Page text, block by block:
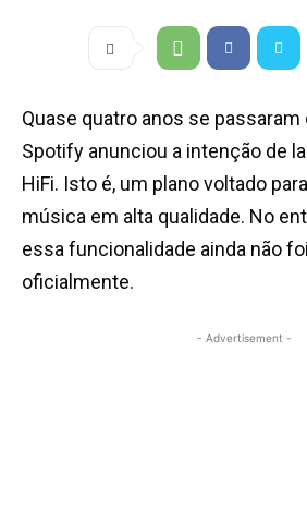
Quase quatro anos se
Spotify anunciou a intenção de
HiFi. Isto é, um plano voltado
música em alta qualidade. No
essa funcionalidade ainda não
oficialmente.
- Advertisement -